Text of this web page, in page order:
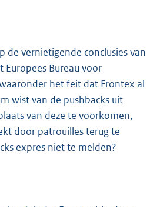
de vernietigende conclusies van
Bureau voor
het feit dat Frontex al
wist van de pushbacks uit
van deze te voorkomen,
door patrouilles terug te
expres niet te melden?